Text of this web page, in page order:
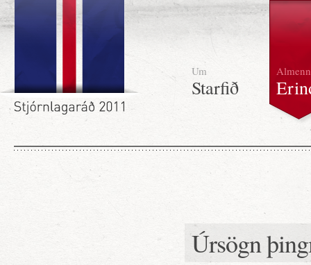
Um
Starfið
Almenn
Úrsögn